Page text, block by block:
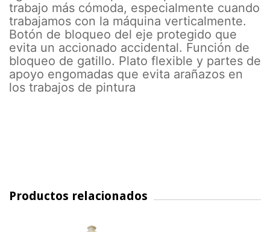
trabajo más cómoda, especialmente cuando
trabajamos con la máquina verticalmente.
Botón de bloqueo del eje protegido que
evita un accionado accidental. Función de
bloqueo de gatillo. Plato flexible y partes de
apoyo engomadas que evita arañazos en
los trabajos de pintura
Productos relacionados